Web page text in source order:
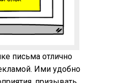
письма отлично
Ими удобно